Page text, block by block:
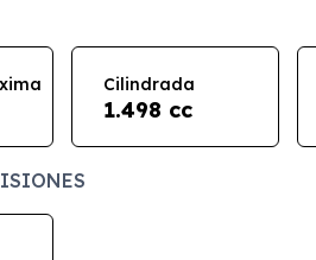
Cilindrada
1.498 cc